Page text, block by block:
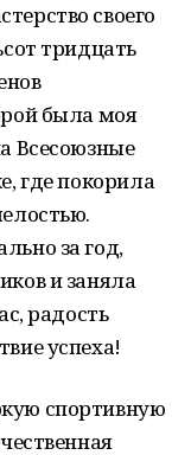
своего
тридцать
была моя
Всесоюзные
где покорила
за год,
и заняла
радость
успеха!
спортивную